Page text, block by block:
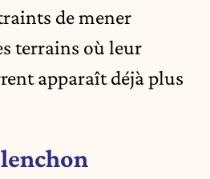
de mener
terrains où leur
apparaît déjà plus